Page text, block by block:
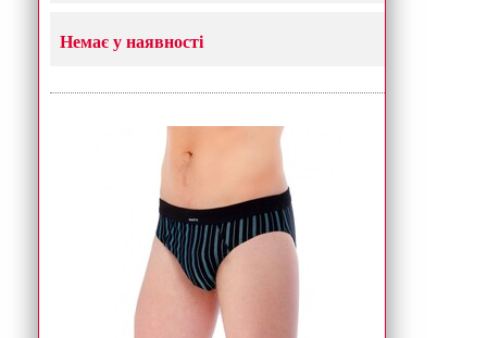
Немає у наявності